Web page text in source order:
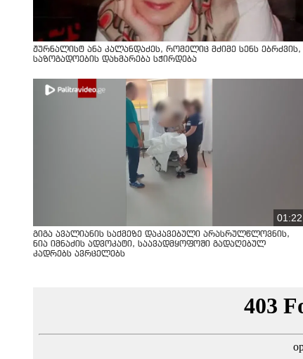
ჟურნალისტ ანა კალანდაძეს, რომელიც მძიმე სენს ებრძვის,
საზოგადოების დახმარება სჭირდება
01:22
გიგა ავალიანის საქმეზე დაკავებული არასრულწლოვნის,
ნია იმნაძის ადვოკატი, საავადმყოფოში გადაღებულ
კადრებს ავრცელებს